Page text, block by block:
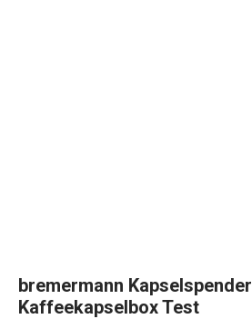
bremermann Kapselspender
Kaffeekapselbox Test